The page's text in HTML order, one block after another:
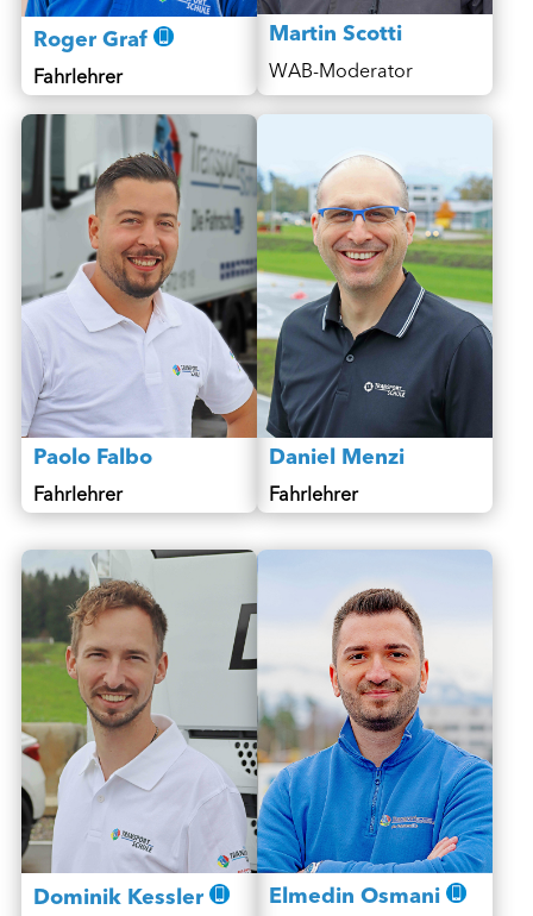
Roger Graf
Fahrlehrer
Martin Scotti
WAB-Moderator
Paolo Falbo
Fahrlehrer
Daniel Menzi
Fahrlehrer
Dominik Kessler Elmedin Osmani